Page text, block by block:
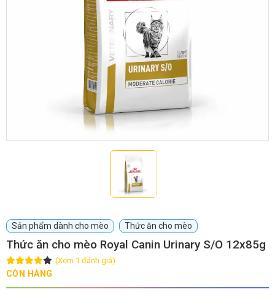
Khách sạn chó mèo
Dịch vụ mua bán chó
mèo
Dịch vụ phối giống chó
mèo
TIN TỨC
Sản phẩm dành cho mèo Thức ăn cho mèo
Thức ăn cho mèo Royal Canin Urinary S/O 12x85g
(Xem 1 đánh giá)
CÒN HÀNG